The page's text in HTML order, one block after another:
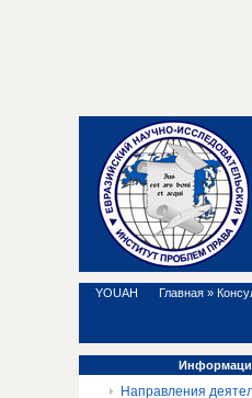
YOUAH Главная »
Направления